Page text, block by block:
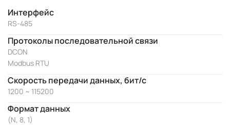
Интерфейс
RS-485
Протоколы последовательной связи
DCON
Modbus RTU
Скорость передачи данных, бит/с
1200 ~ 115200
Формат данных
(N, 8, 1)